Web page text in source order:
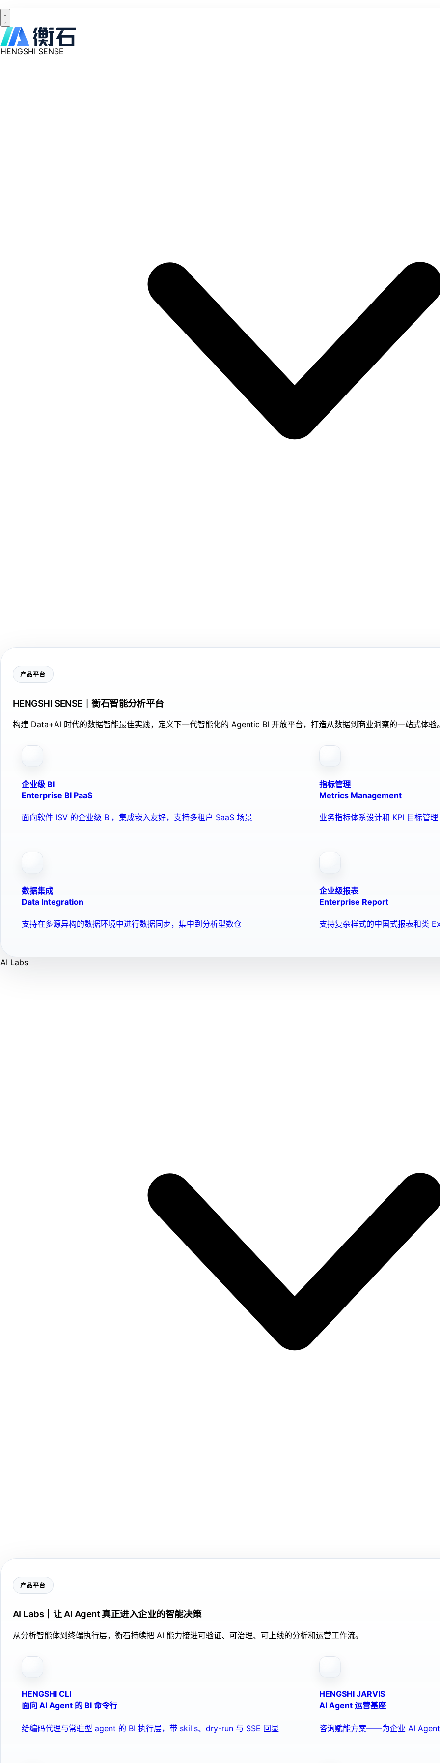
HENGSHI SENSE
产品平台
HENGSHI SENSE｜衡石智能分析平台
构建 Data+AI 时代的数据智能最佳实践，定义下一代智能化的 Agentic BI 开放平台，打造从数据到商业洞察的一站式体验
企业级 BI
Enterprise BI PaaS
面向软件 ISV 的企业级 BI，集成嵌入友好，支持多租户 SaaS 场景
指标管理
Metrics Management
业务指标体系设计和 KPI 目标管理
数据集成
Data Integration
支持在多源异构的数据环境中进行数据同步，集中到分析型数仓
企业级报表
Enterprise Report
支持复杂样式的中国式报表和类
AI Labs
产品平台
AI Labs｜让 AI Agent 真正进入企业的智能决策
从分析智能体到终端执行层，衡石持续把 AI 能力接进可验证、可治理、可上线的分析和运营工作流。
HENGSHI CLI
面向 AI Agent 的 BI 命令行
给编码代理与常驻型 agent 的 BI 执行层，带 skills、dry-run 与 SSE 回显
HENGSHI JARVIS
AI Agent 运营基座
咨询赋能方案——为企业 AI Agent